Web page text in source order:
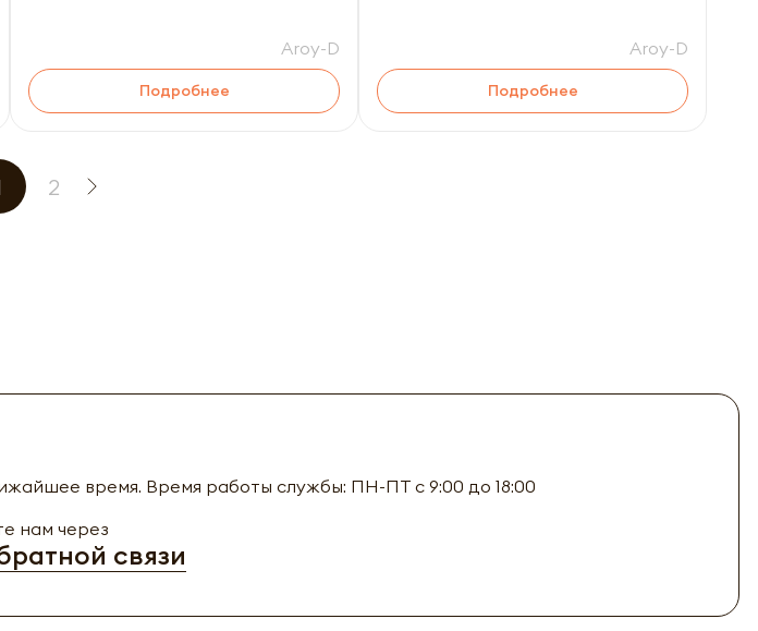
Aroy-D
Подробнее
Aroy-D
Подробнее
2
время. Время работы службы: ПН-ПТ с 9:00 до 18:00
нам через
связи